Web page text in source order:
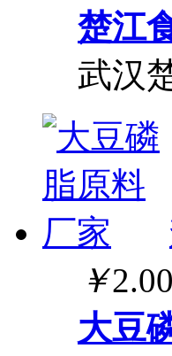
楚江
武汉
￥2.00
大豆